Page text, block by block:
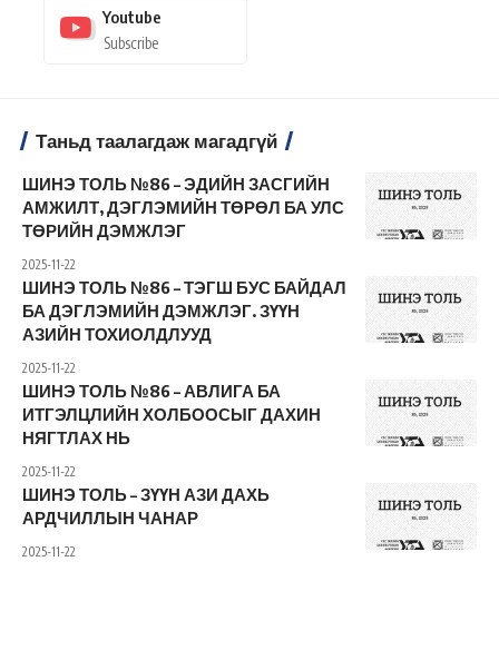
Youtube
Subscribe
Таньд таалагдаж магадгүй
ШИНЭ ТОЛЬ №86 – ЭДИЙН ЗАСГИЙН
АМЖИЛТ, ДЭГЛЭМИЙН ТӨРӨЛ БА УЛС
ТӨРИЙН ДЭМЖЛЭГ
2025-11-22
ШИНЭ ТОЛЬ №86 – ТЭГШ БУС БАЙДАЛ
БА ДЭГЛЭМИЙН ДЭМЖЛЭГ. ЗҮҮН
АЗИЙН ТОХИОЛДЛУУД
2025-11-22
ШИНЭ ТОЛЬ №86 – АВЛИГА БА
ИТГЭЛЦЛИЙН ХОЛБООСЫГ ДАХИН
НЯГТЛАХ НЬ
2025-11-22
ШИНЭ ТОЛЬ – ЗҮҮН АЗИ ДАХЬ
АРДЧИЛЛЫН ЧАНАР
2025-11-22